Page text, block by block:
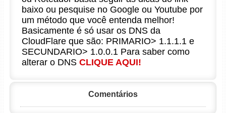
baixo ou pesquise no Google ou Youtube por
um método que você entenda melhor!
Basicamente é só usar os DNS da
CloudFlare que são: PRIMARIO> 1.1.1.1 e
SECUNDARIO> 1.0.0.1 Para saber como
alterar o DNS CLIQUE AQUI!
Comentários